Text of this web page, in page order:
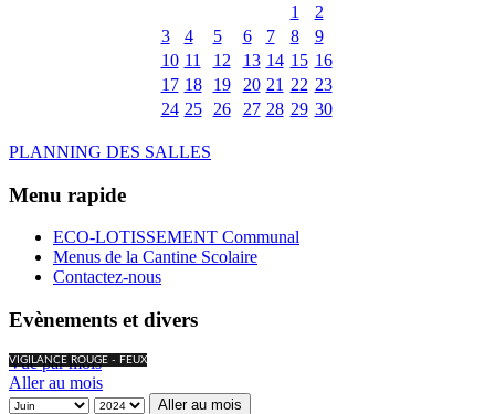
1
2
3
4 5 6 7 8
9
10 11 12 13 14 15 16
17 18 19 20 21 22 23
24 25 26 27 28 29 30
PLANNING DES SALLES
Menu rapide
ECO-LOTISSEMENT Communal
Menus de la Cantine Scolaire
Contactez-nous
Evènements et divers
VIGILANCE ROUGE - FEUX
Vue par mois
Aller au mois
Aller au mois